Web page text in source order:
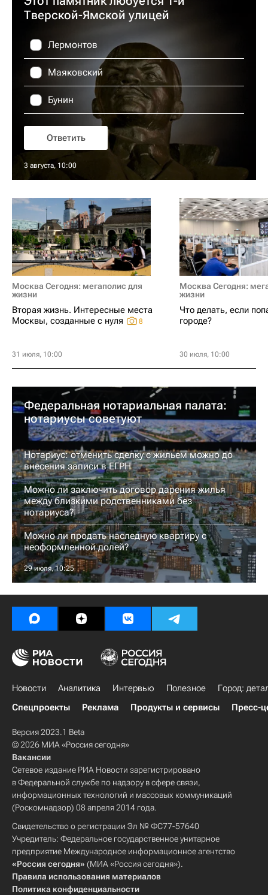
3 августа, 10:00
Тверской-Ямской улицей
Лермонтов
Маяковский
Бунин
Ответить
Москва Сегодня: мегаполис для
жизни
Вторая жизнь. Интересные места
Москвы, созданные с нуля
8
31 июля, 10:00
Москва Сегодня:
жизни
Что делать, если
городе?
30 июля, 10:00
Федеральная нотариальная палата:
нотариусы советуют
Нотариус: отменить сделку с жильем можно до
внесения записи в ЕГРН
Можно ли заключить договор дарения жилья
между близкими родственниками без
нотариуса?
Можно ли продать наследную квартиру с
неоформленной долей?
29 июля, 10:25
Новости Аналитика Интервью Полезное
Город:
Спецпроекты
Реклама Продукты и сервисы Пресс-
Версия 2023.1 Beta
© 2026 МИА «Россия сегодня»
Вакансии
Сетевое издание РИА Новости зарегистрировано
в Федеральной службе по надзору в сфере связи,
информационных технологий и массовых коммуникаций
(Роскомнадзор) 08 апреля 2014 года.
Свидетельство о регистрации Эл № ФС77-57640
Учредитель: Федеральное государственное унитарное
предприятие Международное информационное агентство
«Россия сегодня» (МИА «Россия сегодня»).
Правила использования материалов
Политика конфиденциальности